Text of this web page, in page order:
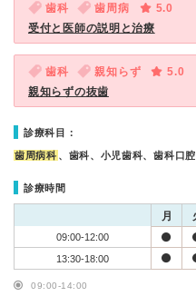
歯科 歯周病
5.0
受付と医師の説明と治療
歯科 親知らず
5.0
親知らずの抜歯
診療科目：
歯周病科 、歯科、小児歯科、歯科口
診療時間
月
09:00-12:00
13:30-18:00
09:00-14:00